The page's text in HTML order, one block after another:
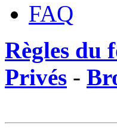
FAQ
Règles du
Privés -